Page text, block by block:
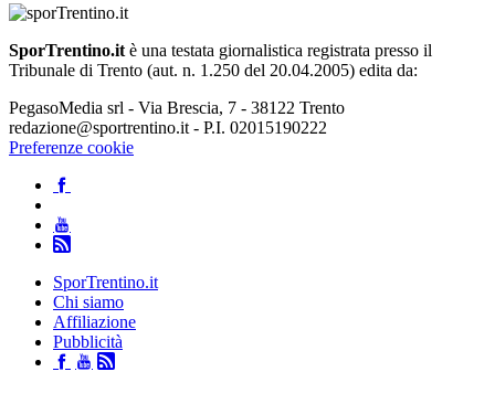
SporTrentino.it è una testata giornalistica registrata presso il
Tribunale di Trento (aut. n. 1.250 del 20.04.2005) edita da:
PegasoMedia srl - Via Brescia, 7 - 38122 Trento
redazione@sportrentino.it - P.I. 02015190222
Preferenze cookie
SporTrentino.it
Chi siamo
Affiliazione
Pubblicità